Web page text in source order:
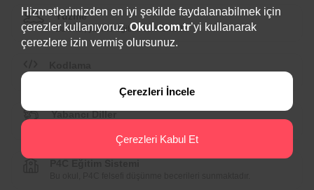
Yüzme
Bu okul, yüzme eğitimi vermektedir.
Yabancı Diller
Hizmetlerimizden en iyi şekilde faydalanabilmek için
çerezler kullanıyoruz. Okul.com.tr’yi kullanarak
çerezlere izin vermiş olursunuz.
Çerezleri İncele
Çerezleri Kabul Et